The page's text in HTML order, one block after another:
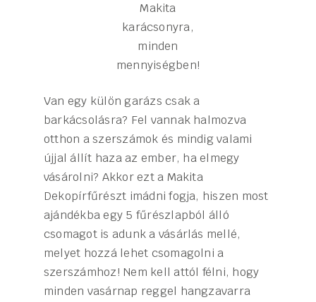
Makita
karácsonyra,
minden
mennyiségben!
Van egy külön garázs csak a
barkácsolásra? Fel vannak halmozva
otthon a szerszámok és mindig valami
újjal állít haza az ember, ha elmegy
vásárolni? Akkor ezt a Makita
Dekopírfűrészt imádni fogja, hiszen most
ajándékba egy 5 fűrészlapból álló
csomagot is adunk a vásárlás mellé,
melyet hozzá lehet csomagolni a
szerszámhoz! Nem kell attól félni, hogy
minden vasárnap reggel hangzavarra